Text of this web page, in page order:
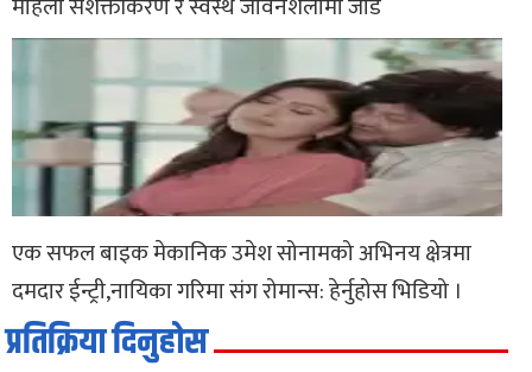
महिला सशक्तीकरण र स्वस्थ जीवनशैलीमा जोड
एक सफल बाइक मेकानिक उमेश सोनामको अभिनय क्षेत्रमा
दमदार ईन्ट्री,नायिका गरिमा संग रोमान्स: हेर्नुहोस भिडियो ।
प्रतिक्रिया दिनुहोस